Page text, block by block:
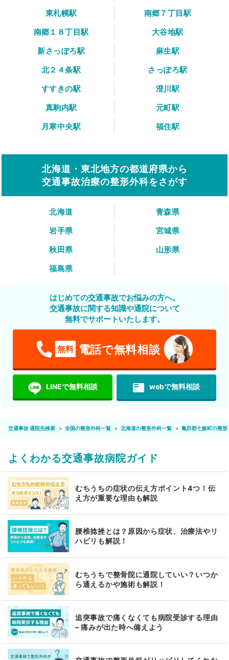
東札幌駅
南郷７丁目駅
南郷１８丁目駅
大谷地駅
新さっぽろ駅
麻生駅
北２４条駅
さっぽろ駅
すすきの駅
澄川駅
真駒内駅
元町駅
月寒中央駅
福住駅
北海道・東北地方の都道府県から
交通事故治療の整形外科をさがす
北海道
青森県
岩手県
宮城県
秋田県
山形県
福島県
はじめての交通事故でお悩みの方へ。
交通事故に関する知識や通院について
無料でサポートいたします。
無料 電話で無料相談
LINEで無料相談 featured_play_list webで無料相談
交通事故 通院先検索 全国の整形外科一覧 北海道の整形外科一覧 亀田郡七飯町の整形
よくわかる交通事故病院ガイド
むちうちの症状の伝え方ポイント4つ！伝
え方が重要な理由も解説
腰椎捻挫とは？原因から症状、治療法やリ
ハビリも解説！
むちうちで整骨院に通院していい？いつか
ら通えるかや施術も解説！
追突事故で痛くなくても病院受診する理由
– 痛みが出た時へ備えよう